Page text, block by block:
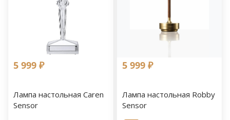
5 999 ₽
Лампа настольная Caren
Sensor
5 999 ₽
Лампа настольная Robby
Sensor